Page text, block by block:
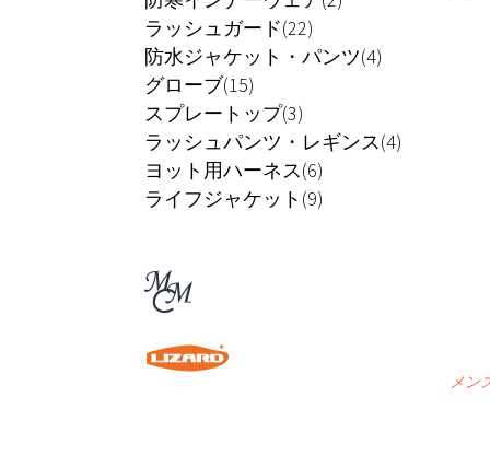
ラッシュガード(22)
防水ジャケット・パンツ(4)
グローブ(15)
スプレートップ(3)
ラッシュパンツ・レギンス(4)
ヨット用ハーネス(6)
ライフジャケット(9)
メン